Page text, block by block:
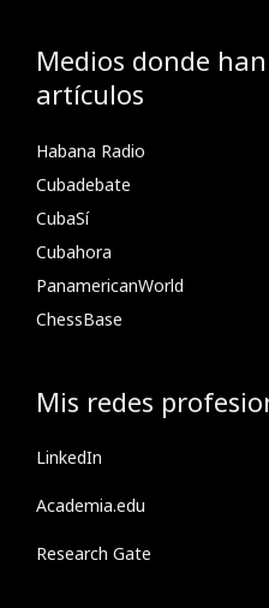
Medios donde
artículos
Habana Radio
Cubadebate
CubaSí
Cubahora
PanamericanWorld
ChessBase
Mis redes
LinkedIn
Academia.edu
Research Gate